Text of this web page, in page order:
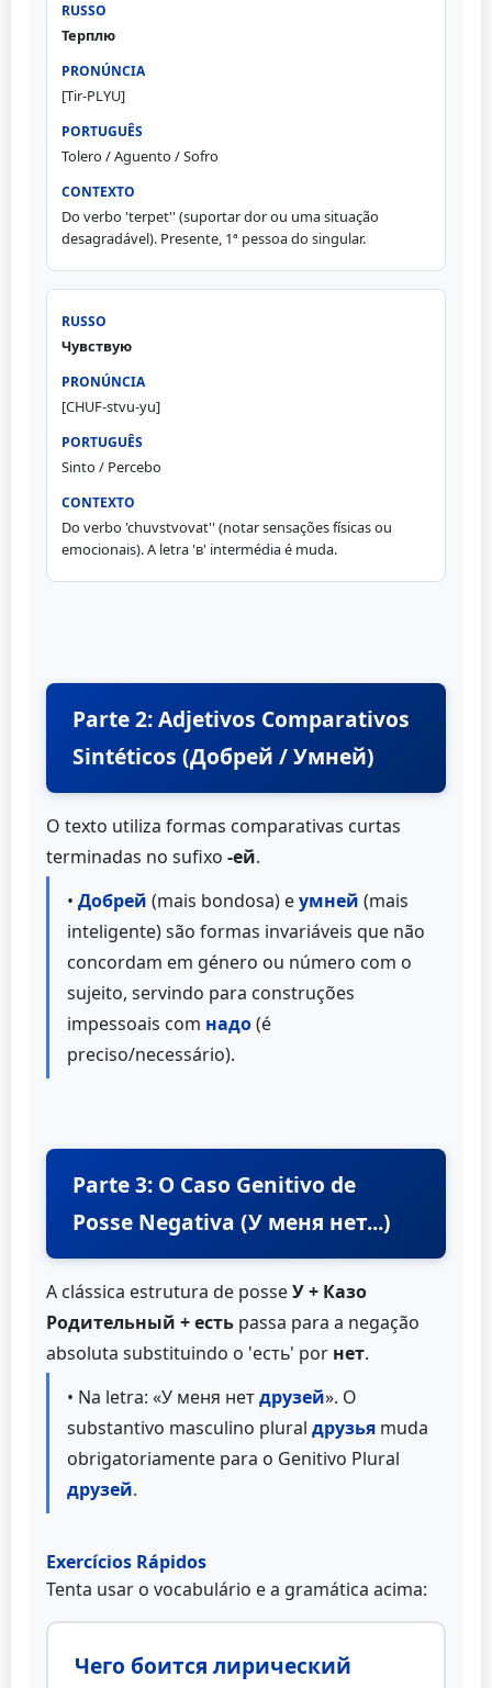
Терплю
[Tir-PLYU]
Tolero / Aguento / Sofro
Do verbo 'terpet'' (suportar dor ou uma situação
desagradável). Presente, 1ª pessoa do singular.
Чувствую
[CHUF-stvu-yu]
Sinto / Percebo
Do verbo 'chuvstvovat'' (notar sensações físicas ou
emocionais). A letra 'в' intermédia é muda.
Parte 2: Adjetivos Comparativos
Sintéticos (Добрей / Умней)
O texto utiliza formas comparativas curtas
terminadas no sufixo -ей.
• Добрей (mais bondosa) eумней (mais
inteligente) são formas invariáveis que não
concordam em género ou número com o
sujeito, servindo para construções
impessoais com надо(é
preciso/necessário).
Parte 3: O Caso Genitivo de
Posse Negativa (У меня нет...)
A clássica estrutura de posseУ + Казо
Родительный + есть passa para a negação
absoluta substituindo o 'есть' por нет.
• Na letra: «У меня нетдрузей». O
substantivo masculino plural друзья muda
obrigatoriamente para o Genitivo Plural
друзей.
Exercícios Rápidos
Tenta usar o vocabulário e a gramática acima:
Чего боится лирический